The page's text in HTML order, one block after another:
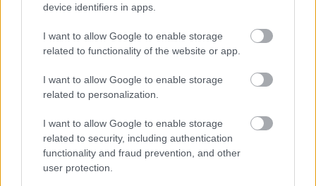
device identifiers in apps.
I want to allow Google to enable storage
related to functionality of the website or app.
I want to allow Google to enable storage
related to personalization.
I want to allow Google to enable storage
related to security, including authentication
functionality and fraud prevention, and other
user protection.
Támogatás
Támogasd adományoddal
a ManUtdFanatics.hu működését!